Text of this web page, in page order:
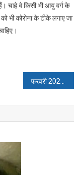
चाहे वे किसी भी आयु वर्ग के
भी कोरोना के टीके लगाए जा